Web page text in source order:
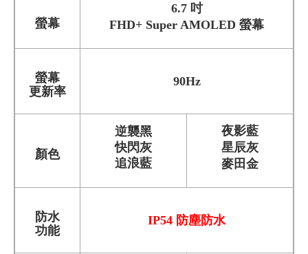
螢幕
6.7 吋
FHD+ Super AMOLED 螢幕
螢幕
更新率
90Hz
顏色
逆襲黑
快閃灰
追浪藍
夜影藍
星辰灰
麥田金
防水
功能
IP54 防塵防水